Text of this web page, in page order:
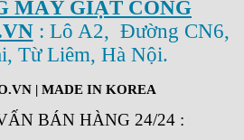
MÁY GIẶT CÔNG
: Lô A2, Đường CN6,
Từ Liêm, Hà Nội.
| MADE IN KOREA
BÁN HÀNG 24/24 :